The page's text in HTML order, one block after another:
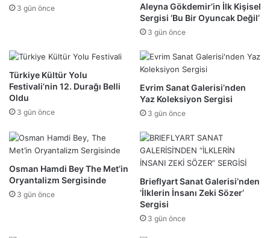
3 gün önce
Aleyna Gökdemir’in İlk Kişisel
Sergisi ‘Bu Bir Oyuncak Değil’
3 gün önce
Türkiye Kültür Yolu
Festivali’nin 12. Durağı Belli
Oldu
3 gün önce
Evrim Sanat Galerisi’nden
Yaz Koleksiyon Sergisi
3 gün önce
Osman Hamdi Bey The Met’in
Oryantalizm Sergisinde
3 gün önce
Brieflyart Sanat Galerisi’nden
‘İlklerin İnsanı Zeki Sözer’
Sergisi
3 gün önce